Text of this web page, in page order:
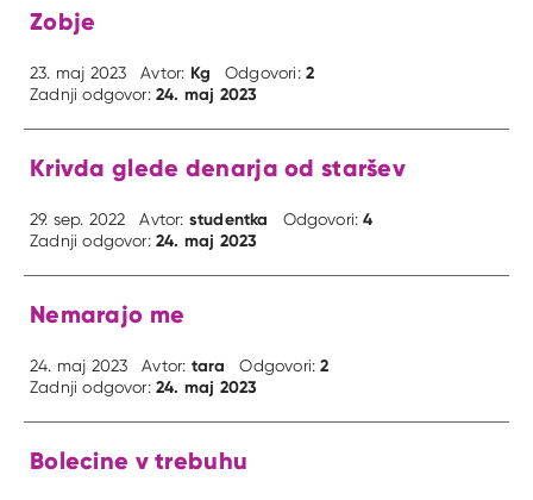
Zobje
23. maj 2023 Avtor: Kg Odgovori: 2
Zadnji odgovor:24. maj 2023
Krivda glede denarja od staršev
29. sep. 2022 Avtor: studentka Odgovori:4
Zadnji odgovor:24. maj 2023
Nemarajo me
24. maj 2023 Avtor: tara Odgovori:2
Zadnji odgovor:24. maj 2023
Bolecine v trebuhu